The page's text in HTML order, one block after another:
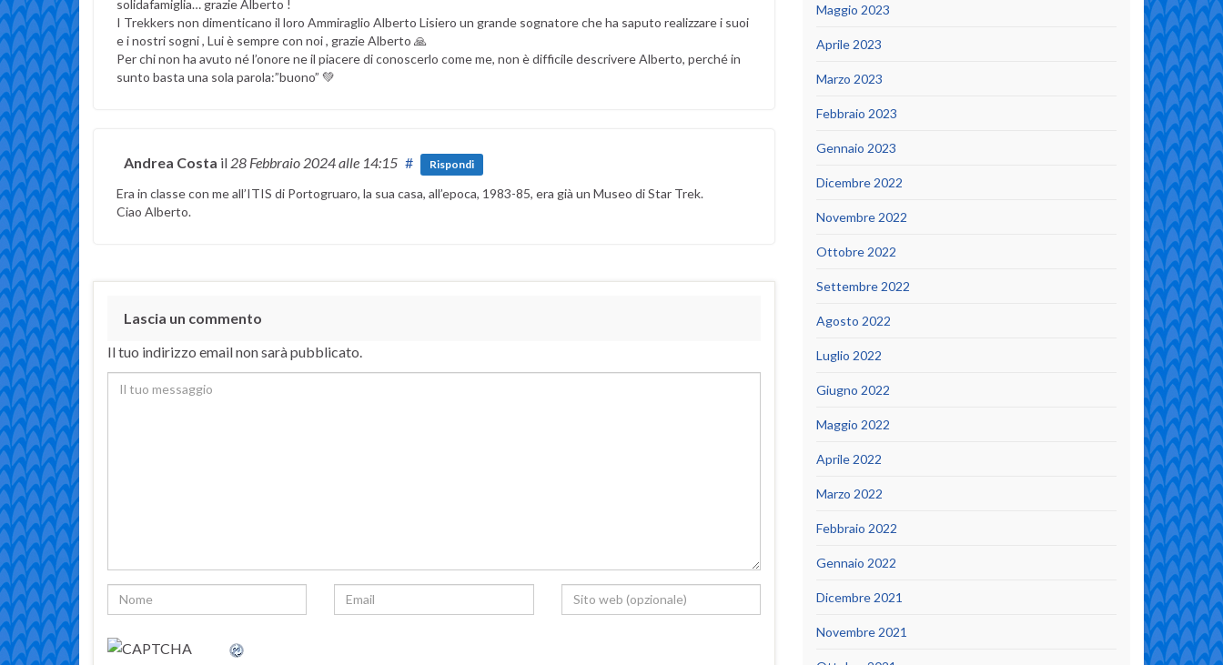
solidafamiglia… grazie Alberto !
I Trekkers non dimenticano il loro Ammiraglio Alberto Lisiero un grande sognatore che ha saputo realizzare i suoi
e i nostri sogni , Lui è sempre con noi , grazie Alberto 🙏
Per chi non ha avuto né l’onore ne il piacere di conoscerlo come me, non è difficile descrivere Alberto, perché in
sunto basta una sola parola:”buono” 💚
Andrea Costa il 28 Febbraio 2024alle 14:15 # Rispondi
Era in classe con me all’ITIS di Portogruaro, la sua casa, all’epoca, 1983-85, era già un Museo di Star Trek.
Ciao Alberto.
Lascia un commento
Il tuo indirizzo email non sarà pubblicato.
Maggio 2023
Aprile 2023
Marzo 2023
Febbraio 2023
Gennaio 2023
Dicembre 2022
Novembre 2022
Ottobre 2022
Settembre 2022
Agosto 2022
Luglio 2022
Giugno 2022
Maggio 2022
Aprile 2022
Marzo 2022
Febbraio 2022
Gennaio 2022
Dicembre 2021
Novembre 2021